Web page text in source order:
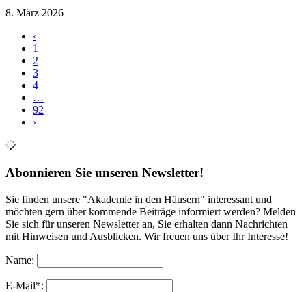
8. März 2026
‹
1
2
3
4
…
92
›
Abonnieren Sie unseren Newsletter!
Sie finden unsere "Akademie in den Häusern" interessant und
möchten gern über kommende Beiträge informiert werden? Melden
Sie sich für unseren Newsletter an, Sie erhalten dann Nachrichten
mit Hinweisen und Ausblicken. Wir freuen uns über Ihr Interesse!
Name:
E-Mail*: